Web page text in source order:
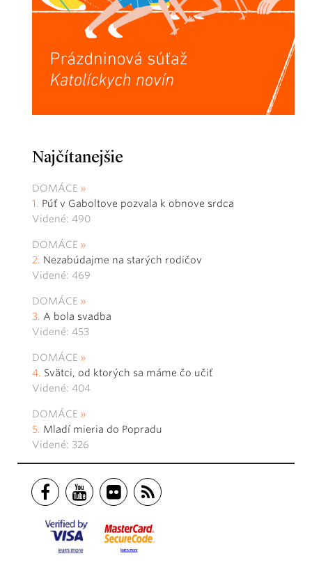
Najčítanejšie
DOMÁCE
Púť v Gaboltove pozvala k obnove srdca
Videné: 490
DOMÁCE
Nezabúdajme na starých rodičov
Videné: 469
DOMÁCE
A bola svadba
Videné: 453
DOMÁCE
Svätci, od ktorých sa máme čo učiť
Videné: 404
DOMÁCE
Mladí mieria do Popradu
Videné: 326